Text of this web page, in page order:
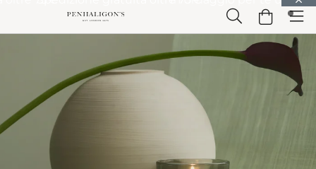
Vai a IntestazioneVai a Contenuto principale
Vai a Piè di